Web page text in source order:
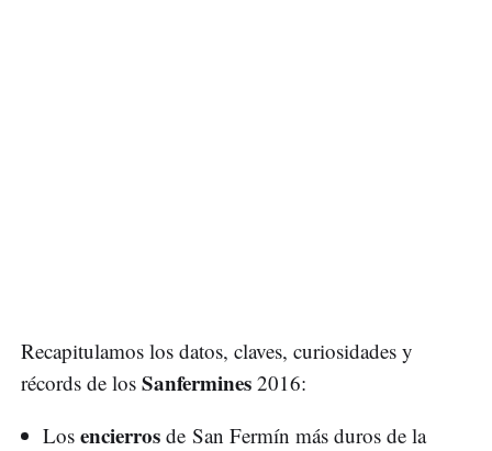
Recapitulamos los datos, claves, curiosidades y
récords de los Sanfermines 2016:
Los encierros de San Fermín más duros de la